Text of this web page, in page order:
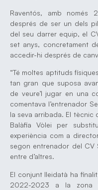
Raventós, amb només
després de ser un dels
del seu darrer equip, el
set anys, concretament
accedir-hi després de
“Té moltes aptituds
tan gran que suposa
de veure’l jugar en una
comentava l’entrenador
la seva arribada. El tècnic
Balàfia Vòlei per
experiència com a
segon entrenador del CV
entre d’altres.
El conjunt lleidatà ha
2022-2023 a la zona